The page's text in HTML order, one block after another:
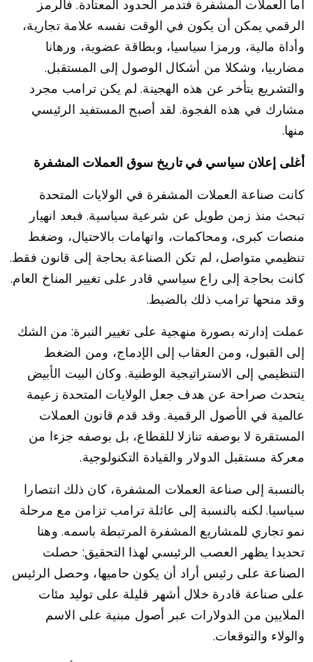
أما العملات المشفرة فتدمر الحدود المعتادة. فالرمز
الرقمي يمكن أن يكون في الوقت نفسه علامة تجارية،
وأداة مالية، ورمزا سياسيا، وبطاقة عضوية، ورهانا
مضاربيا، وشكلا من أشكال الوصول إلى المستقبل.
والتشريع يتأخر عن هذه الهجينة. لم يكن ترامب مجرد
مشارك في هذه الفجوة. لقد أصبح المستفيد الرئيسي
منها.
أغلى إعلان سياسي في تاريخ سوق العملات المشفرة
كانت صناعة العملات المشفرة في الولايات المتحدة
تبحث منذ زمن طويل عن شرعية سياسية. فبعد انهيار
منصات كبرى، ومحاكمات، واتهامات بالاحتيال، وضغط
تنظيمي متواصل، لم تكن الصناعة بحاجة إلى قانون فقط.
كانت بحاجة إلى راع سياسي قادر على تغيير المناخ العام.
وقد منحها ترامب ذلك بالضبط.
عملت إدارته بصورة منهجية على تغيير النبرة: من الشك
إلى القبول، ومن العقاب إلى الإدماج، ومن الضغط
التنظيمي إلى الاستراتيجية الوطنية. وكان البيت الأبيض
يتحدث صراحة عن هدف جعل الولايات المتحدة زعيمة
عالمية في الأصول الرقمية. وقد قدم قانون العملات
المستقرة لا بوصفه تنازلا للقطاع، بل بوصفه جزءا من
معركة مستقبل الدولار والقيادة التكنولوجية.
بالنسبة إلى صناعة العملات المشفرة، كان ذلك انتصارا
سياسيا. لكنه بالنسبة إلى عائلة ترامب تزامن مع مرحلة
نمو تجاري للمشاريع المشفرة المرتبطة باسمه. وهنا
تحديدا يظهر العصب الرئيسي لهذا التحقيق: حصلت
الصناعة على رئيس أراد أن يكون حاميها، وحصل الرئيس
على صناعة قادرة خلال أشهر قليلة على توليد مئات
الملايين من الدولارات عبر أصول مبنية على الاسم
والولاء والتوقعات.